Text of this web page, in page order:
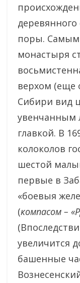
деревянного
поры.
монастыря
верхом (еще
Сибири вид
увенчанным
главкой. В
колоколов
шестой
первые в
«боевыя
(компасом –
увеличится
башенные